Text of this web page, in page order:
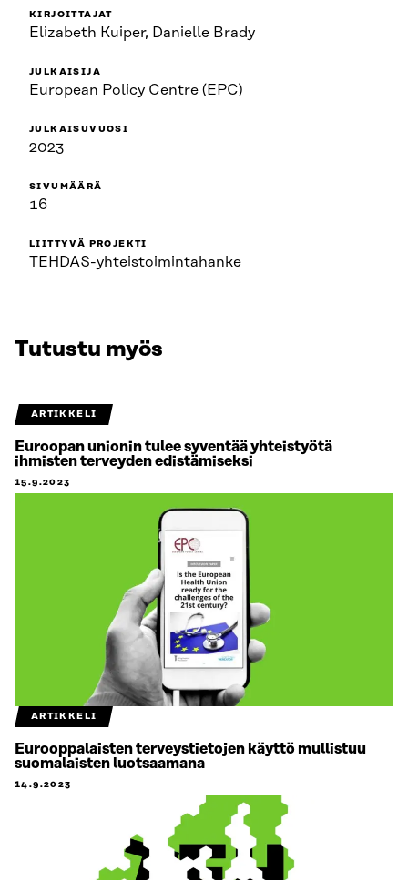
KIRJOITTAJAT
Elizabeth Kuiper, Danielle Brady
JULKAISIJA
European Policy Centre (EPC)
JULKAISUVUOSI
2023
SIVUMÄÄRÄ
16
LIITTYVÄ PROJEKTI
TEHDAS-yhteistoimintahanke
Tutustu myös
ARTIKKELI
Euroopan unionin tulee syventää yhteistyötä
ihmisten terveyden edistämiseksi
15.9.2023
ARTIKKELI
Eurooppalaisten terveystietojen käyttö mullistuu
suomalaisten luotsaamana
14.9.2023